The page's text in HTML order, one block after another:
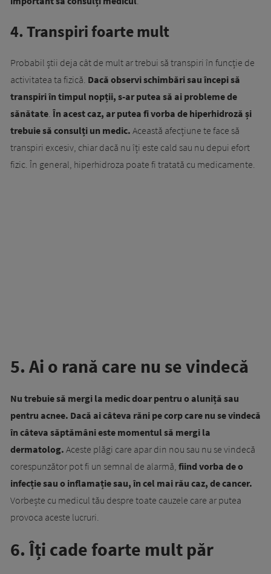
4. Transpiri foarte mult
Probabil știi deja cât de mult ar trebui să transpiri în funcție de
activitatea ta fizică. Dacă observi schimbări sau începi să
transpiri în timpul nopții, s-ar putea să ai probleme de
sănătate. În acest caz, ar putea fi vorba de hiperhidroză și
trebuie să consulți un medic. Această afecțiune te face să
transpiri excesiv, chiar dacă nu îți este cald sau nu depui efort
fizic. În general, hiperhidroza poate fi tratată cu medicamente.
5. Ai o rană care nu se vindecă
Nu trebuie să mergi la medic doar pentru o aluniță sau
pentru acnee. Dacă ai câteva răni pe corp care nu se vindecă
în câteva săptămâni este momentul să mergi la
dermatolog. Aceste plăgi care apar din nou sau nu se vindecă
corespunzător pot fi un semnal de alarmă, fiind vorba de o
infecție sau o inflamație sau, în cel mai rău caz, de cancer.
Vorbește cu medicul tău despre toate cauzele care ar putea
provoca aceste lucruri.
6. Îți cade foarte mult păr